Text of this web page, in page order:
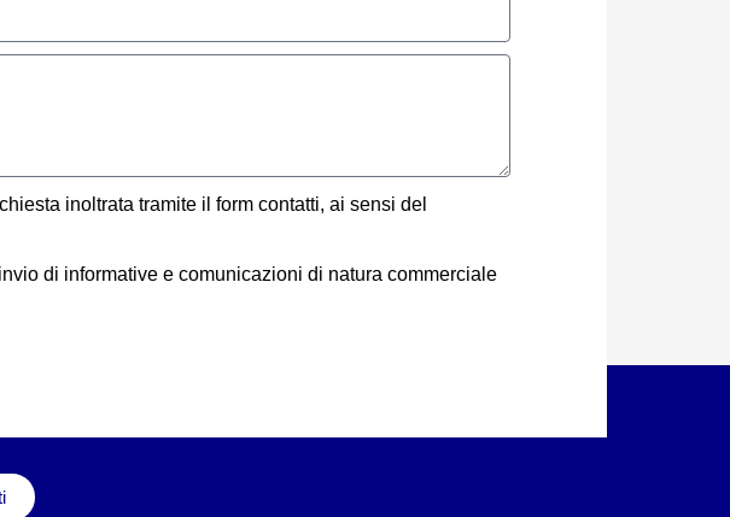
inoltrata tramite il form contatti, ai sensi del
di informative e comunicazioni di natura commerciale